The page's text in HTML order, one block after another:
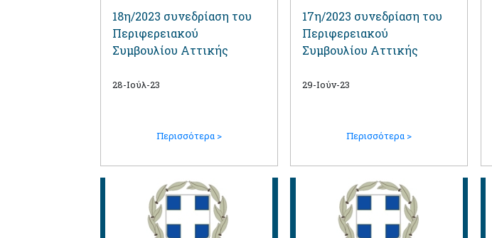
18η/2023 συνεδρίαση του
Περιφερειακού
Συμβουλίου Αττικής
28-Ιούλ-23
Περισσότερα >
17η/2023 συνεδρίαση του
Περιφερειακού
Συμβουλίου Αττικής
29-Ιούν-23
Περισσότερα >